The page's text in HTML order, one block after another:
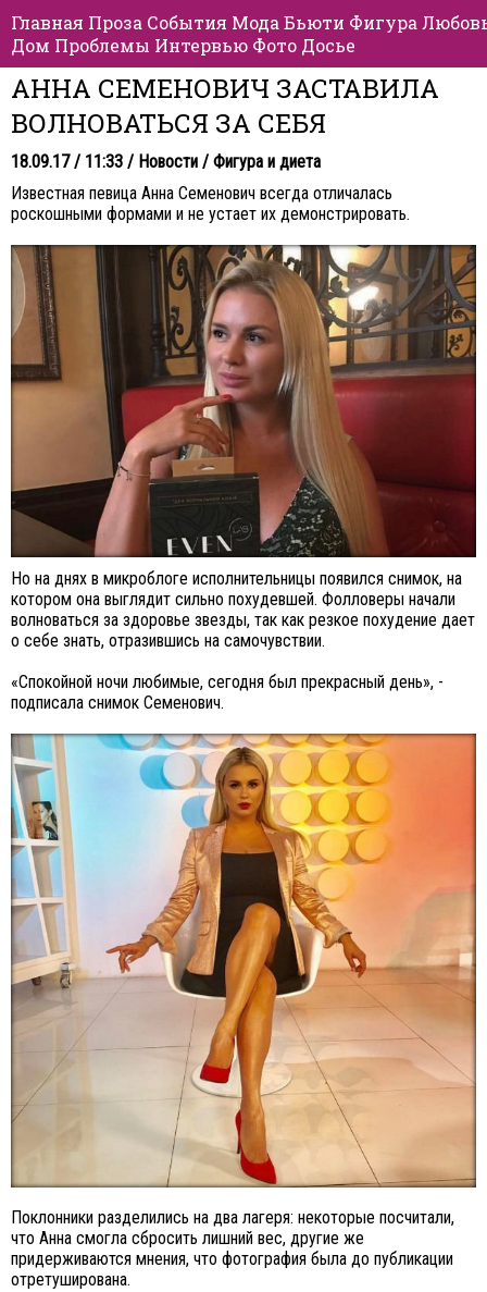
Главная Проза События Мода Бьюти Фигура
Дом Проблемы Интервью Фото Досье
АННА СЕМЕНОВИЧ ЗАСТАВИЛА
ВОЛНОВАТЬСЯ ЗА СЕБЯ
18.09.17 / 11:33 / Новости / Фигура и диета
Известная певица Анна Семенович всегда отличалась
роскошными формами и не устает их демонстрировать.
Но на днях в микроблоге исполнительницы появился снимок, на
котором она выглядит сильно похудевшей. Фолловеры начали
волноваться за здоровье звезды, так как резкое похудение дает
о себе знать, отразившись на самочувствии.
«Спокойной ночи любимые, сегодня был прекрасный день», -
подписала снимок Семенович.
Поклонники разделились на два лагеря: некоторые посчитали,
что Анна смогла сбросить лишний вес, другие же
придерживаются мнения, что фотография была до публикации
отретуширована.